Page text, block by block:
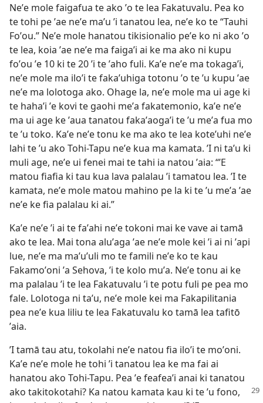
Neʼe mole faigafua te ako ʼo te lea Fakatuvalu. Pea ko
te tohi pe ʼae neʼe maʼu ʼi tanatou lea, neʼe ko te “Tauhi
Foʼou.” Neʼe mole hanatou tikisionalio peʼe ko ni ako ʼo
te lea, koia ʼae neʼe ma faigaʼi ai ke ma ako ni kupu
foʼou ʼe 10 ki te 20 ʼi te ʼaho fuli. Kaʼe neʼe ma tokagaʼi,
neʼe mole ma iloʼi te fakaʼuhiga totonu ʼo te ʼu kupu ʼae
neʼe ma lolotoga ako. Ohage la, neʼe mole ma ui age ki
te hahaʼi ʼe kovi te gaohi meʼa fakatemonio, kaʼe neʼe
ma ui age ke ʼaua tanatou fakaʼaogaʼi te ʼu meʼa fua mo
te ʼu toko. Kaʼe neʼe tonu ke ma ako te lea koteʼuhi neʼe
lahi te ʼu ako Tohi-Tapu neʼe kua ma kamata. ʼI ni taʼu ki
muli age, neʼe ui fenei mai te tahi ia natou ʼaia: “ʼE
matou fiafia ki tau kua lava palalau ʼi tamatou lea. ʼI te
kamata, neʼe mole matou mahino pe la ki te ʼu meʼa ʼae
neʼe ke fia palalau ki ai.”
Kaʼe neʼe ʼi ai te faʼahi neʼe tokoni mai ke vave ai tamā
ako te lea. Mai tona aluʼaga ʼae neʼe mole kei ʼi ai ni ʼapi
lue, neʼe ma maʼuʼuli mo te famili neʼe ko te kau
Fakamoʼoni ʼa Sehova, ʼi te kolo muʼa. Neʼe tonu ai ke
ma palalau ʼi te lea Fakatuvalu ʼi te potu fuli pe pea mo
fale. Lolotoga ni taʼu, neʼe mole kei ma Fakapilitania
pea neʼe kua liliu te lea Fakatuvalu ko tamā lea tafitō
ʼaia.
ʼI tamā tau atu, tokolahi neʼe natou fia iloʼi te moʼoni.
Kaʼe neʼe mole he tohi ʼi tanatou lea ke ma fai ai
hanatou ako Tohi-Tapu. Pea ʼe feafeaʼi anai ki tanatou
ako takitokotahi? Ka natou kamata kau ki te ʼu fono,